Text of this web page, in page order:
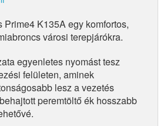
Prime4 K135A egy komfortos,
városi terepjárókra.
egyenletes nyomást tesz
felületen, aminek
lesz a vezetés
peremtöltő ék hosszabb